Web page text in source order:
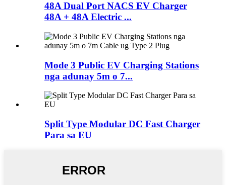
48A Dual Port NACS EV Charger
48A + 48A Electric ...
Mode 3 Public EV Charging Stations
nga adunay 5m o 7...
Split Type Modular DC Fast Charger
Para sa EU